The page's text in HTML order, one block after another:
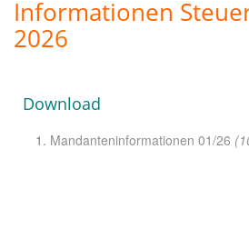
Informationen
2026
Download
Mandanteninformationen 01/26